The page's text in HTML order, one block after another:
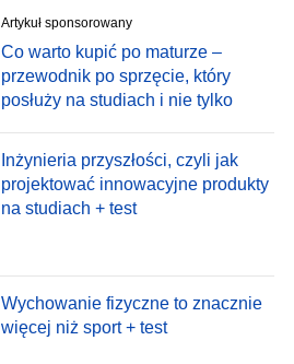
Artykuł sponsorowany
Co warto kupić po maturze –
przewodnik po sprzęcie, który
posłuży na studiach i nie tylko
Inżynieria przyszłości, czyli jak
projektować innowacyjne produkty
na studiach + test
Wychowanie fizyczne to znacznie
więcej niż sport + test